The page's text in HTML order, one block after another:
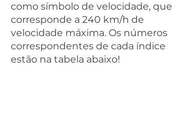
como símbolo de velocidade, que
corresponde a 240 km/h de
velocidade máxima. Os números
correspondentes de cada índice
estão na tabela abaixo!